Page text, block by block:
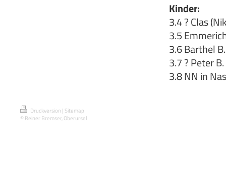
Kinder:
3.4 ? Clas
3.5
3.6 Barthel
3.7 ? Peter
3.8 NN in
Druckversion | Sitemap
© Reiner Bremser, Oberursel